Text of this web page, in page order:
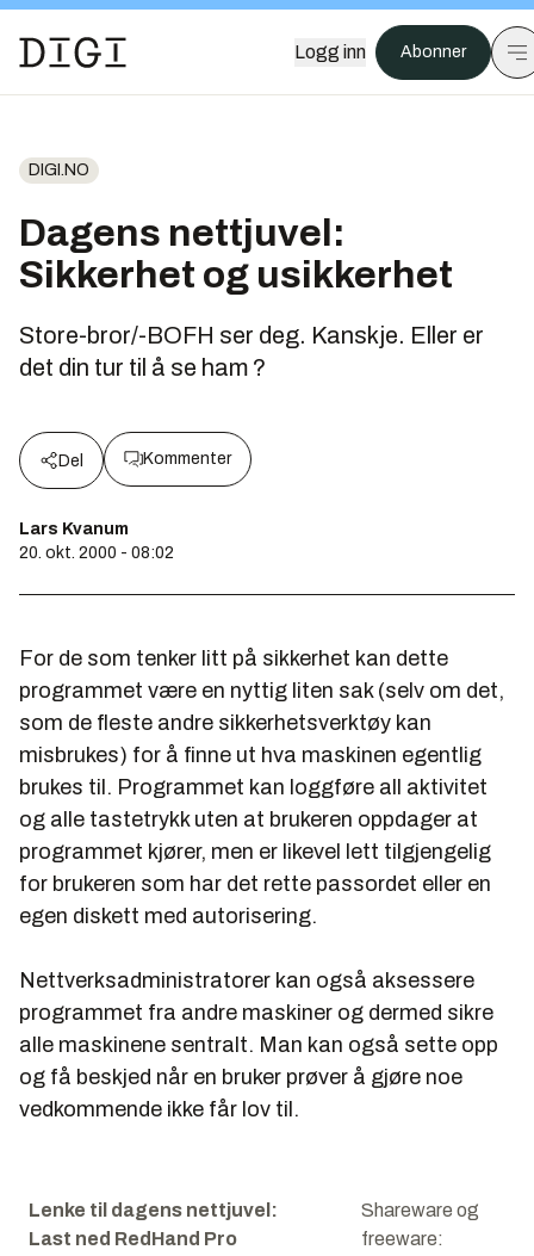
Logg inn Abonner
DIGI.NO
Dagens nettjuvel:
Sikkerhet og usikkerhet
Store-bror/-BOFH ser deg. Kanskje. Eller er
det din tur til å se ham ?
Del Kommenter
Lars Kvanum
20. okt. 2000 - 08:02
For de som tenker litt på sikkerhet kan dette
programmet være en nyttig liten sak (selv om det,
som de fleste andre sikkerhetsverktøy kan
misbrukes) for å finne ut hva maskinen egentlig
brukes til. Programmet kan loggføre all aktivitet
og alle tastetrykk uten at brukeren oppdager at
programmet kjører, men er likevel lett tilgjengelig
for brukeren som har det rette passordet eller en
egen diskett med autorisering.
Nettverksadministratorer kan også aksessere
programmet fra andre maskiner og dermed sikre
alle maskinene sentralt. Man kan også sette opp
og få beskjed når en bruker prøver å gjøre noe
vedkommende ikke får lov til.
Lenke til dagens nettjuvel:
Last ned RedHand Pro
Shareware og
freeware: